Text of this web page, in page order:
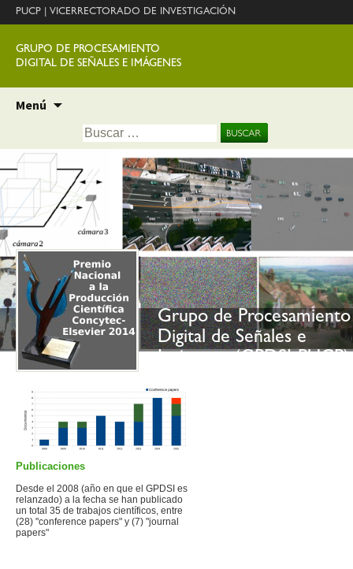
PUCP VICERRECTORADO DE INVESTIGACIÓN
GRUPO DE PROCESAMIENTO
DIGITAL DE SEÑALES E IMÁGENES
Menú
contenido
Buscar:
Grupo de Procesamiento
Digital de Señales e
Publicaciones
Desde el 2008 (año en que el GPDSI es
relanzado) a la fecha se han publicado
un total 35 de trabajos científicos, entre
(28) "conference papers" y (7) "journal
papers"